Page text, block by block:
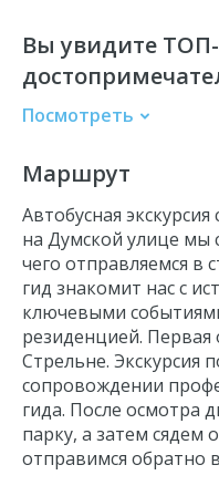
Вы увидите
Посмотреть
Голубой зал
Мраморный зал
Бельведер
Маршрут
Автобусная
на Думской улице мы
чего отправляемся в
гид знакомит нас с
ключевыми
резиденцией.
Стрельне. Экскурсия
сопровождении
гида. После осмотра
парку, а затем сядем
отправимся обратно